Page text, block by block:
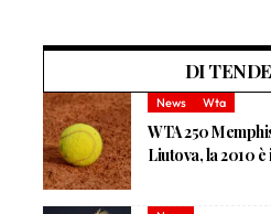
DI
News Wta
WTA 250
Liutova, la 2010 è